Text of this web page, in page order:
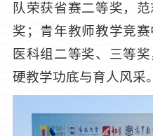
队荣获省赛二等奖，
奖；青年教师教学竞
医科组二等奖、三等
硬教学功底与育人风采。